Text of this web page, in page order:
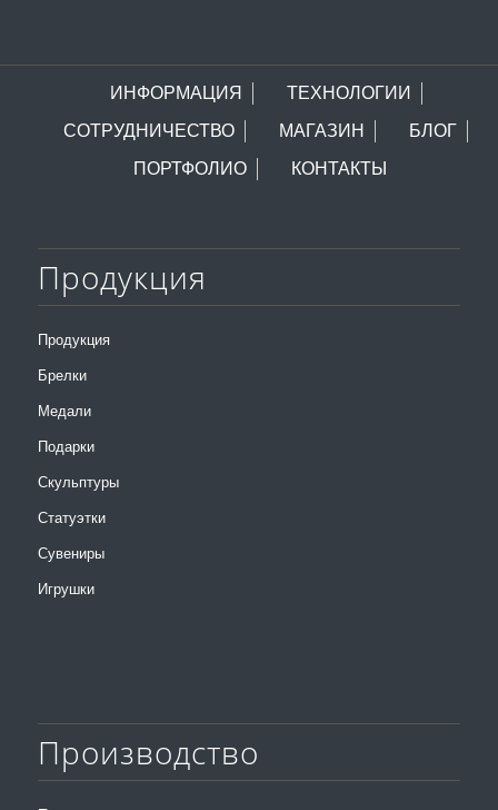
ИНФОРМАЦИЯ
ТЕХНОЛОГИИ
СОТРУДНИЧЕСТВО
МАГАЗИН
БЛОГ
ПОРТФОЛИО
КОНТАКТЫ
Продукция
Продукция
Брелки
Медали
Подарки
Скульптуры
Статуэтки
Сувениры
Игрушки
Производство